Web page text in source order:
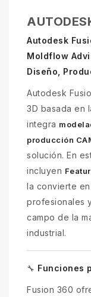
Autodesk
Moldflow
Diseño,
Autodesk
3D basada en
integra
producción
solución. En
incluyen
la convierte
profesionales
campo de la
industrial.
🔧 Funciones
Fusion 360